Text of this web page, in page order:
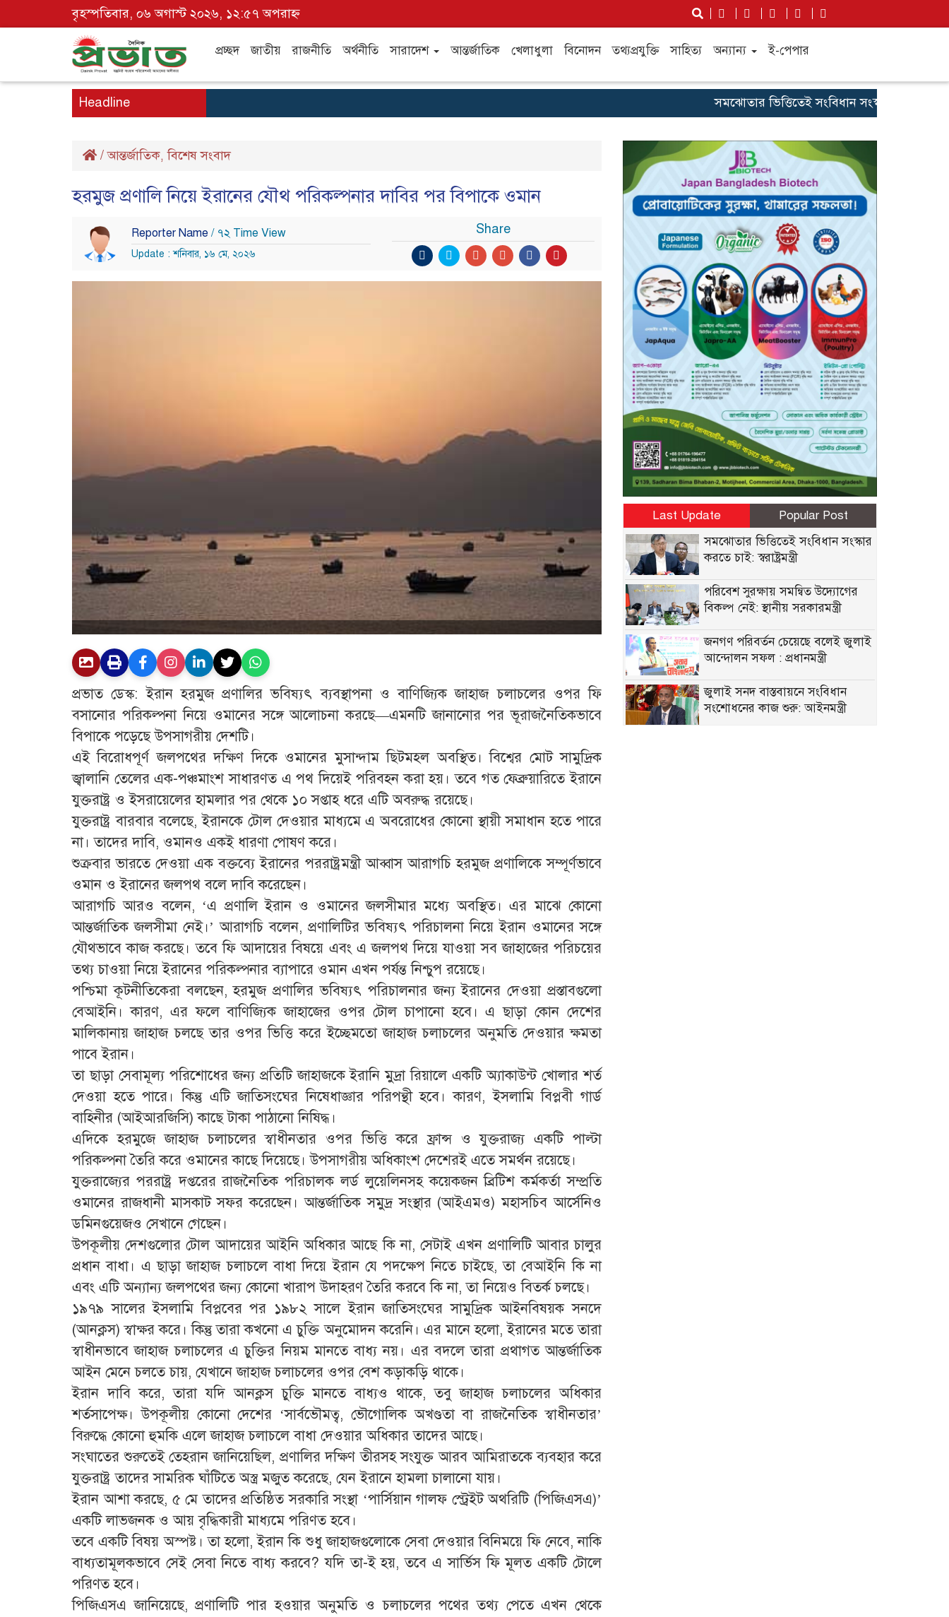
বৃহস্পতিবার, ০৬ অগাস্ট ২০২৬, ১২:৫৭ অপরাহ্ন
প্রচ্ছদ জাতীয় রাজনীতি অর্থনীতি সারাদেশ আন্তর্জাতিক খেলাধুলা বিনোদন তথ্যপ্রযুক্তি সাহিত্য অন্যান্য ই-পেপার
Headline সমঝোতার ভিত্তিতেই সংবিধান সংস্কার করতে চাই:
/আন্তর্জাতিক,বিশেষ সংবাদ
হরমুজ প্রণালি নিয়ে ইরানের যৌথ পরিকল্পনার দাবির পর বিপাকে ওমান
Reporter Name / ৭২ Time View
Update : শনিবার, ১৬ মে, ২০২৬
Share
প্রভাত ডেস্ক: ইরান হরমুজ প্রণালির ভবিষ্যৎ ব্যবস্থাপনা ও বাণিজ্যিক জাহাজ চলাচলের ওপর ফি
বসানোর পরিকল্পনা নিয়ে ওমানের সঙ্গে আলোচনা করছে—এমনটি জানানোর পর ভূরাজনৈতিকভাবে
বিপাকে পড়েছে উপসাগরীয় দেশটি।
এই বিরোধপূর্ণ জলপথের দক্ষিণ দিকে ওমানের মুসান্দাম ছিটমহল অবস্থিত। বিশ্বের মোট সামুদ্রিক
জ্বালানি তেলের এক-পঞ্চমাংশ সাধারণত এ পথ দিয়েই পরিবহন করা হয়। তবে গত ফেব্রুয়ারিতে ইরানে
যুক্তরাষ্ট্র ও ইসরায়েলের হামলার পর থেকে ১০ সপ্তাহ ধরে এটি অবরুদ্ধ রয়েছে।
যুক্তরাষ্ট্র বারবার বলেছে, ইরানকে টোল দেওয়ার মাধ্যমে এ অবরোধের কোনো স্থায়ী সমাধান হতে পারে
না। তাদের দাবি, ওমানও একই ধারণা পোষণ করে।
শুক্রবার ভারতে দেওয়া এক বক্তব্যে ইরানের পররাষ্ট্রমন্ত্রী আব্বাস আরাগচি হরমুজ প্রণালিকে সম্পূর্ণভাবে
ওমান ও ইরানের জলপথ বলে দাবি করেছেন।
আরাগচি আরও বলেন, ‘এ প্রণালি ইরান ও ওমানের জলসীমার মধ্যে অবস্থিত। এর মাঝে কোনো
আন্তর্জাতিক জলসীমা নেই।’ আরাগচি বলেন, প্রণালিটির ভবিষ্যৎ পরিচালনা নিয়ে ইরান ওমানের সঙ্গে
যৌথভাবে কাজ করছে। তবে ফি আদায়ের বিষয়ে এবং এ জলপথ দিয়ে যাওয়া সব জাহাজের পরিচয়ের
তথ্য চাওয়া নিয়ে ইরানের পরিকল্পনার ব্যাপারে ওমান এখন পর্যন্ত নিশ্চুপ রয়েছে।
পশ্চিমা কূটনীতিকেরা বলছেন, হরমুজ প্রণালির ভবিষ্যৎ পরিচালনার জন্য ইরানের দেওয়া প্রস্তাবগুলো
বেআইনি। কারণ, এর ফলে বাণিজ্যিক জাহাজের ওপর টোল চাপানো হবে। এ ছাড়া কোন দেশের
মালিকানায় জাহাজ চলছে তার ওপর ভিত্তি করে ইচ্ছেমতো জাহাজ চলাচলের অনুমতি দেওয়ার ক্ষমতা
পাবে ইরান।
তা ছাড়া সেবামূল্য পরিশোধের জন্য প্রতিটি জাহাজকে ইরানি মুদ্রা রিয়ালে একটি অ্যাকাউন্ট খোলার শর্ত
দেওয়া হতে পারে। কিন্তু এটি জাতিসংঘের নিষেধাজ্ঞার পরিপন্থী হবে। কারণ, ইসলামি বিপ্লবী গার্ড
বাহিনীর (আইআরজিসি) কাছে টাকা পাঠানো নিষিদ্ধ।
এদিকে হরমুজে জাহাজ চলাচলের স্বাধীনতার ওপর ভিত্তি করে ফ্রান্স ও যুক্তরাজ্য একটি পাল্টা
পরিকল্পনা তৈরি করে ওমানের কাছে দিয়েছে। উপসাগরীয় অধিকাংশ দেশেরই এতে সমর্থন রয়েছে।
যুক্তরাজ্যের পররাষ্ট্র দপ্তরের রাজনৈতিক পরিচালক লর্ড লুয়েলিনসহ কয়েকজন ব্রিটিশ কর্মকর্তা সম্প্রতি
ওমানের রাজধানী মাসকাট সফর করেছেন। আন্তর্জাতিক সমুদ্র সংস্থার (আইএমও) মহাসচিব আর্সেনিও
ডমিনগুয়েজও সেখানে গেছেন।
উপকূলীয় দেশগুলোর টোল আদায়ের আইনি অধিকার আছে কি না, সেটাই এখন প্রণালিটি আবার চালুর
প্রধান বাধা। এ ছাড়া জাহাজ চলাচলে বাধা দিয়ে ইরান যে পদক্ষেপ নিতে চাইছে, তা বেআইনি কি না
এবং এটি অন্যান্য জলপথের জন্য কোনো খারাপ উদাহরণ তৈরি করবে কি না, তা নিয়েও বিতর্ক চলছে।
১৯৭৯ সালের ইসলামি বিপ্লবের পর ১৯৮২ সালে ইরান জাতিসংঘের সামুদ্রিক আইনবিষয়ক সনদে
(আনক্লস) স্বাক্ষর করে। কিন্তু তারা কখনো এ চুক্তি অনুমোদন করেনি। এর মানে হলো, ইরানের মতে তারা
স্বাধীনভাবে জাহাজ চলাচলের এ চুক্তির নিয়ম মানতে বাধ্য নয়। এর বদলে তারা প্রথাগত আন্তর্জাতিক
আইন মেনে চলতে চায়, যেখানে জাহাজ চলাচলের ওপর বেশ কড়াকড়ি থাকে।
ইরান দাবি করে, তারা যদি আনক্লস চুক্তি মানতে বাধ্যও থাকে, তবু জাহাজ চলাচলের অধিকার
শর্তসাপেক্ষ। উপকূলীয় কোনো দেশের ‘সার্বভৌমত্ব, ভৌগোলিক অখণ্ডতা বা রাজনৈতিক স্বাধীনতার’
বিরুদ্ধে কোনো হুমকি এলে জাহাজ চলাচলে বাধা দেওয়ার অধিকার তাদের আছে।
সংঘাতের শুরুতেই তেহরান জানিয়েছিল, প্রণালির দক্ষিণ তীরসহ সংযুক্ত আরব আমিরাতকে ব্যবহার করে
যুক্তরাষ্ট্র তাদের সামরিক ঘাঁটিতে অস্ত্র মজুত করেছে, যেন ইরানে হামলা চালানো যায়।
ইরান আশা করছে, ৫ মে তাদের প্রতিষ্ঠিত সরকারি সংস্থা ‘পার্সিয়ান গালফ স্ট্রেইট অথরিটি (পিজিএসএ)’
একটি লাভজনক ও আয় বৃদ্ধিকারী মাধ্যমে পরিণত হবে।
তবে একটি বিষয় অস্পষ্ট। তা হলো, ইরান কি শুধু জাহাজগুলোকে সেবা দেওয়ার বিনিময়ে ফি নেবে, নাকি
বাধ্যতামূলকভাবে সেই সেবা নিতে বাধ্য করবে? যদি তা-ই হয়, তবে এ সার্ভিস ফি মূলত একটি টোলে
পরিণত হবে।
পিজিএসএ জানিয়েছে, প্রণালিটি পার হওয়ার অনুমতি ও চলাচলের পথের তথ্য পেতে এখন থেকে
Last Update
Popular Post
সমঝোতার ভিত্তিতেই সংবিধান সংস্কার
করতে চাই: স্বরাষ্ট্রমন্ত্রী
পরিবেশ সুরক্ষায় সমন্বিত উদ্যোগের
বিকল্প নেই: স্থানীয় সরকারমন্ত্রী
জনগণ পরিবর্তন চেয়েছে বলেই জুলাই
আন্দোলন সফল : প্রধানমন্ত্রী
জুলাই সনদ বাস্তবায়নে সংবিধান
সংশোধনের কাজ শুরু: আইনমন্ত্রী